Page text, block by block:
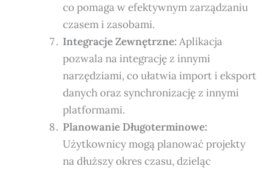
co pomaga w efektywnym zarządzaniu
czasem i zasobami.
Integracje Zewnętrzne: Aplikacja
pozwala na integrację z innymi
narzędziami, co ułatwia import i eksport
danych oraz synchronizację z innymi
platformami.
Planowanie Długoterminowe:
Użytkownicy mogą planować projekty
na dłuższy okres czasu, dzieląc